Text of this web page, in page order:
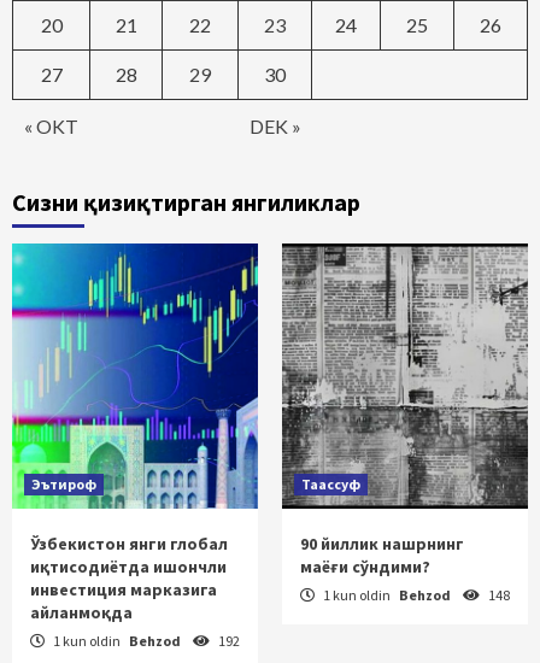
« OKT DEK »
20 21 22 23 24 25 26
27 28 29 30
Сизни қизиқтирган янгиликлар
Эътироф
Ўзбекистон янги глобал
иқтисодиётда ишончли
инвестиция марказига
айланмоқда
1 kun oldin Behzod 192
Таассуф
90 йиллик нашрнинг
маёғи сўндими?
1 kun oldin Behzod 148